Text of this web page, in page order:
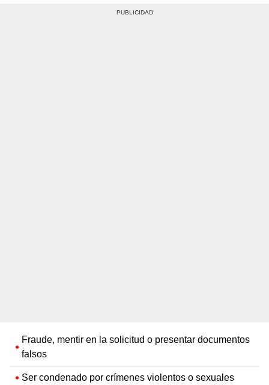
Fraude, mentir en la solicitud o presentar documentos
falsos
Ser condenado por crímenes violentos o sexuales